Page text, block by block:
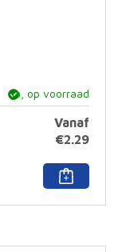
ja, op voorraad
Vanaf
€2.29
Dit